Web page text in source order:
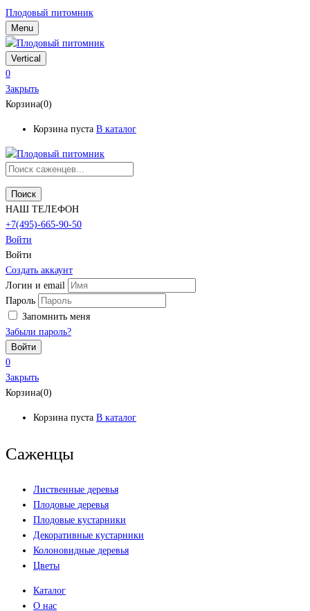
Плодовый питомник
Menu
Vertical
0
Закрыть
Корзина(0)
Корзина пуста В каталог
Поиск
НАШ ТЕЛЕФОН
+7(495)-665-90-50
Войти
Войти
Создать аккаунт
Логин и email
Пароль
Запомнить меня
Забыли пароль?
0
Закрыть
Корзина(0)
Корзина пуста В каталог
Саженцы
Лиственные деревья
Плодовые деревья
Плодовые кустарники
Декоративные кустарники
Колоновидные деревья
Цветы
Каталог
О нас